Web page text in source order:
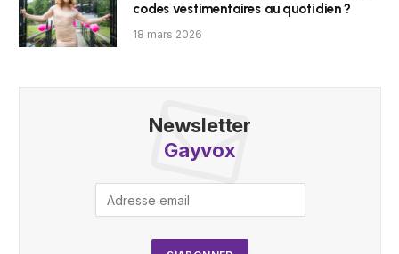
codes vestimentaires au quotidien ?
18 mars 2026
Newsletter
Gayvox